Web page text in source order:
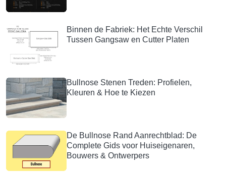
Binnen de Fabriek: Het Echte Verschil
Tussen Gangsaw en Cutter Platen
Bullnose Stenen Treden: Profielen,
Kleuren & Hoe te Kiezen
De Bullnose Rand Aanrechtblad: De
Complete Gids voor Huiseigenaren,
Bouwers & Ontwerpers